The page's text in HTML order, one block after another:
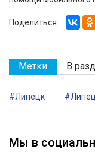
Поделиться:
Метки В
#Липецк
Мы в